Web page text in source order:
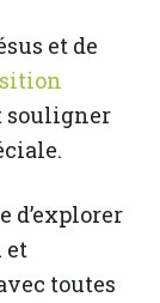
et de
souligner
d’explorer
et
toutes